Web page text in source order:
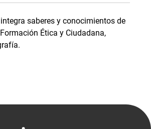
saberes y conocimientos de
Ética y Ciudadana,